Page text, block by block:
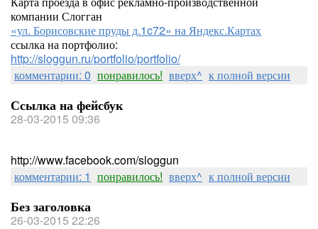
компании Слогган
«ул. Борисовские пруды д.1c72» на Яндекс.Картах
ссылка на портфолио:
http://sloggun.ru/portfolio/portfolio/
комментарии: 0 понравилось! вверх^ к полной версии
Ссылка на фейсбук
28-03-2015 09:36
http://www.facebook.com/sloggun
комментарии: 1 понравилось! вверх^ к полной версии
Без заголовка
26-03-2015 22:26